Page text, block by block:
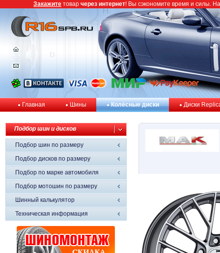
Главная Шины Колёсные диски Диски
Подбор шин и дисков
Подбор шин по размеру
Подбор дисков по размеру
Подбор по марке автомобиля
Подбор мотошин по размеру
Шинный калькулятор
Техническая информация
Закажите товар через интернет! Вы сэкономите время и силы.